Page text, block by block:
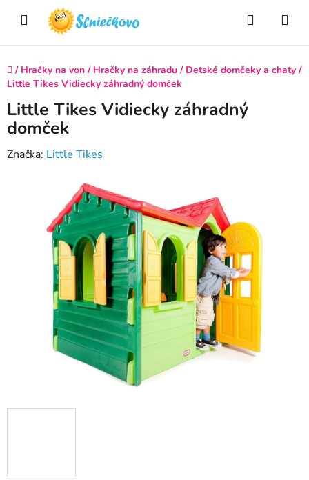
Hľadať
Domov
/ Hračky na von / Hračky na záhradu / Detské domčeky a chaty /
Little Tikes Vidiecky záhradný domček
Little Tikes Vidiecky záhradný
domček
Značka: Little Tikes